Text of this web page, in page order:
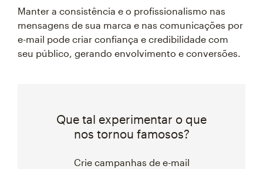
Manter a consistência e o profissionalismo nas
mensagens de sua marca e nas comunicações por
e-mail pode criar confiança e credibilidade com
seu público, gerando envolvimento e conversões.
Que tal experimentar o que
nos tornou famosos?
Crie campanhas de e-mail